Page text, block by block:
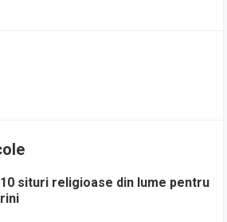
situri religioase din lume pentru